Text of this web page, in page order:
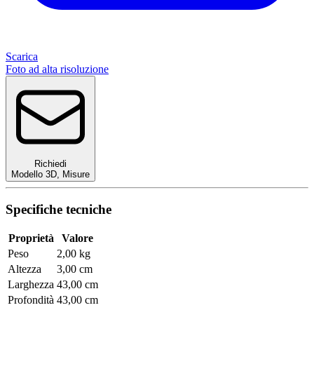
Scarica
Foto ad alta risoluzione
Richiedi
Modello 3D
Misure
Specifiche tecniche
Proprietà
Valore
Peso
2,00 kg
Altezza
3,00 cm
Larghezza 43,00 cm
Profondità 43,00 cm